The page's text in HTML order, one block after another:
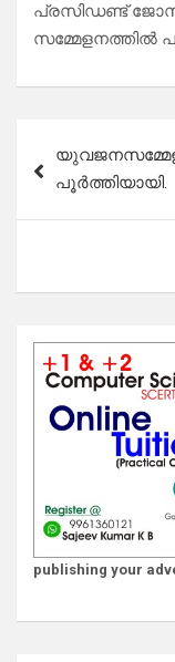
പ്രസിഡണ്ട് ജോസ്
സമ്മേളനത്തിൽ
navigation
പൂർത്തിയായി.
publishing your